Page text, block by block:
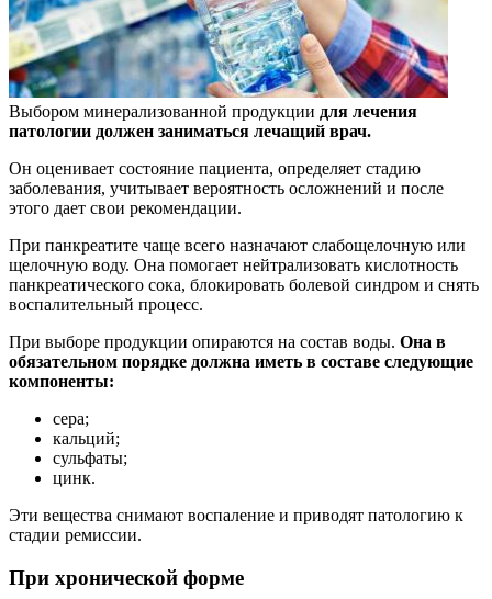
Выбором минерализованной продукции для лечения
патологии должен заниматься лечащий врач.
Он оценивает состояние пациента, определяет стадию
заболевания, учитывает вероятность осложнений и после
этого дает свои рекомендации.
При панкреатите чаще всего назначают слабощелочную или
щелочную воду. Она помогает нейтрализовать кислотность
панкреатического сока, блокировать болевой синдром и снять
воспалительный процесс.
При выборе продукции опираются на состав воды. Она в
обязательном порядке должна иметь в составе следующие
компоненты:
сера;
кальций;
сульфаты;
цинк.
Эти вещества снимают воспаление и приводят патологию к
стадии ремиссии.
При хронической форме